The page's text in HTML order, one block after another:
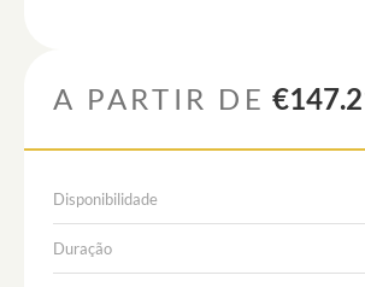
A PARTIR DE
Disponibilidade
Duração